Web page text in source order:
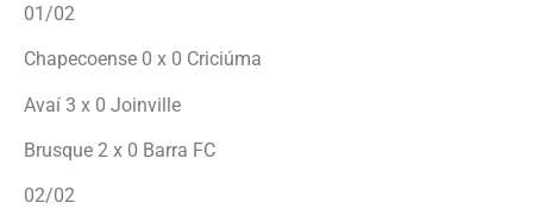
01/02
Chapecoense 0 x 0 Criciúma
Avaí 3 x 0 Joinville
Brusque 2 x 0 Barra FC
02/02